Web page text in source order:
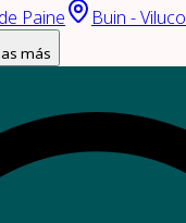
Paine
Buin - Viluco
más